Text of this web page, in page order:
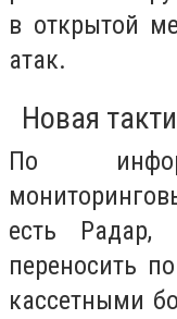
в открытой
атак.
Новая
По
есть Радар,
переносить
кассетными